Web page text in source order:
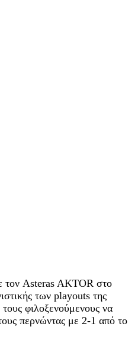
τον Asteras AKTOR στο
των playouts της
φιλοξενούμενους να
περνώντας με 2-1 από το